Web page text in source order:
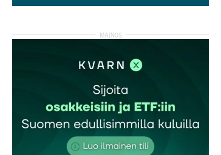
Lisää kommentti
kirjautua
rekisteröityä
Sähköpostiosoitettasi ei julkaista.Pakolliset
kentät on merkitty*